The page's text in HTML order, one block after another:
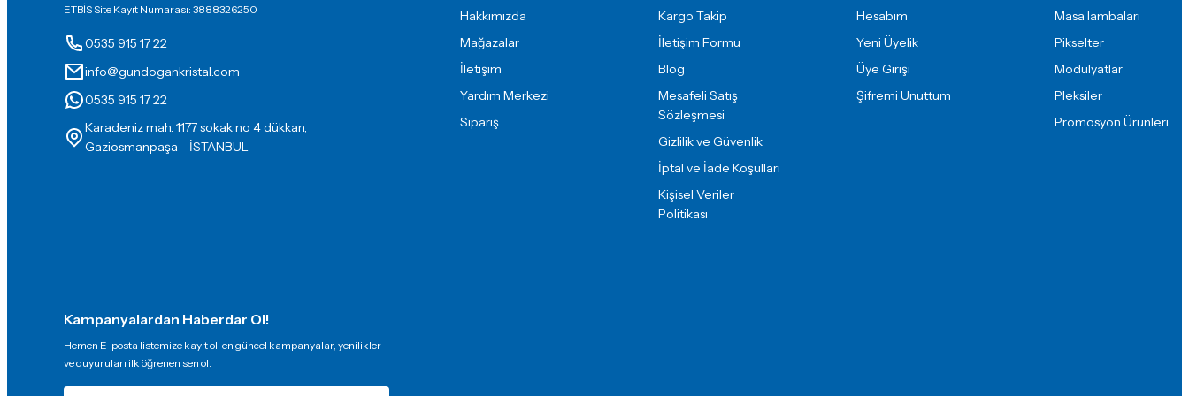
ETBİS Site Kayıt Numarası: 3888326250
0535 915 17 22
info@gundogankristal.com
0535 915 17 22
Karadeniz mah. 1177 sokak no 4 dükkan,
Gaziosmanpaşa - İSTANBUL
Hakkımızda
Mağazalar
İletişim
Yardım Merkezi
Sipariş
Kargo Takip
İletişim Formu
Blog
Mesafeli Satış
Sözleşmesi
Gizlilik ve Güvenlik
İptal ve İade Koşulları
Kişisel Veriler
Politikası
Hesabım
Yeni Üyelik
Üye Girişi
Şifremi Unuttum
Masa lambaları
Pikselter
Modülyatlar
Pleksiler
Promosyon Ürünleri
Kampanyalardan Haberdar Ol!
Hemen E-posta listemize kayıt ol, en güncel kampanyalar, yenilikler
ve duyuruları ilk öğrenen sen ol.